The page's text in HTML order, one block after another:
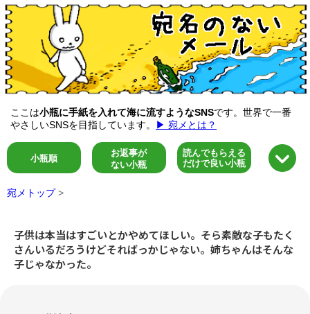
ここは小瓶に手紙を入れて海に流すようなSNSです。世界で一番
やさしいSNSを目指しています。
▶ 宛メとは？
小瓶順
お返事が
ない小瓶
読んでもらえる
だけで良い小瓶
宛メトップ >
子供は本当はすごいとかやめてほしい。そら素敵な子もたく
さんいるだろうけどそればっかじゃない。姉ちゃんはそんな
子じゃなかった。